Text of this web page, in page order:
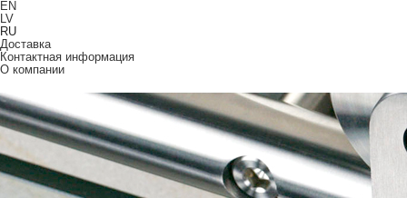
EN
LV
RU
Доставка
Контактная информация
О компании